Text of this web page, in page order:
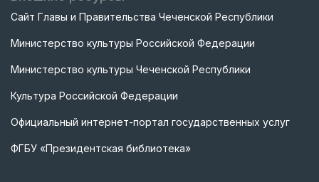
Сайт Главы и Правительства Чеченской Республики
Министерство культуры Российской Федерации
Министерство культуры Чеченской Республики
Культура Российской Федерации
Официальный интернет-портал государственных услуг
ФГБУ «Президентская библиотека»